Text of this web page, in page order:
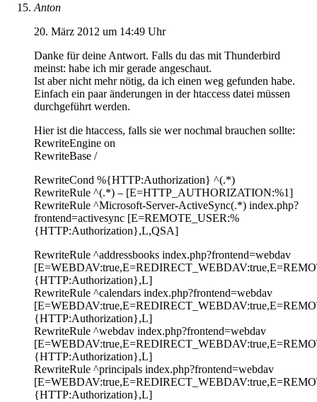
Anton
20. März 2012 um 14:49 Uhr
Danke für deine Antwort. Falls du das mit Thunderbird
meinst: habe ich mir gerade angeschaut.
Ist aber nicht mehr nötig, da ich einen weg gefunden habe.
Einfach ein paar änderungen in der htaccess datei müssen
durchgeführt werden.
Hier ist die htaccess, falls sie wer nochmal brauchen sollte:
RewriteEngine on
RewriteBase /
RewriteCond %{HTTP:Authorization} ^(.*)
RewriteRule ^(.*) – [E=HTTP_AUTHORIZATION:%1]
RewriteRule ^Microsoft-Server-ActiveSync(.*) index.php?
frontend=activesync [E=REMOTE_USER:%
{HTTP:Authorization},L,QSA]
RewriteRule ^addressbooks index.php?frontend=webdav
{HTTP:Authorization},L]
RewriteRule ^calendars index.php?frontend=webdav
{HTTP:Authorization},L]
RewriteRule ^webdav index.php?frontend=webdav
{HTTP:Authorization},L]
RewriteRule ^principals index.php?frontend=webdav
{HTTP:Authorization},L]